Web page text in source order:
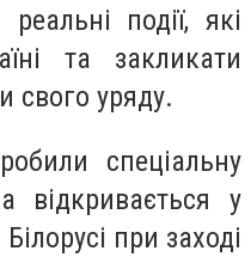
події, які
та закликати
свого уряду.
спеціальну
відкривається у
при заході